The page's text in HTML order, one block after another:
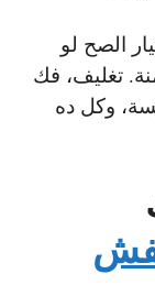
الصح لو
تغليف، فك
وكل ده